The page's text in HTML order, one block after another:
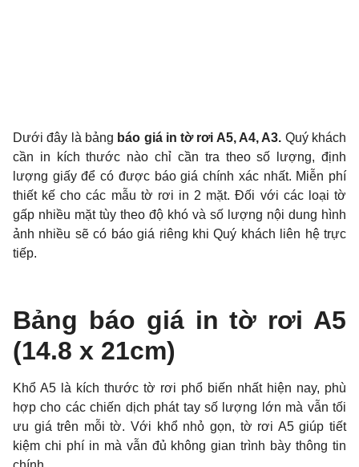
Dưới đây là bảng báo giá in tờ rơi A5, A4, A3. Quý khách
cần in kích thước nào chỉ cần tra theo số lượng, định
lượng giấy để có được báo giá chính xác nhất. Miễn phí
thiết kế cho các mẫu tờ rơi in 2 mặt. Đối với các loại tờ
gấp nhiều mặt tùy theo độ khó và số lượng nội dung hình
ảnh nhiều sẽ có báo giá riêng khi Quý khách liên hệ trực
tiếp.
Bảng báo giá in tờ rơi A5
(14.8 x 21cm)
Khổ A5 là kích thước tờ rơi phổ biến nhất hiện nay, phù
hợp cho các chiến dịch phát tay số lượng lớn mà vẫn tối
ưu giá trên mỗi tờ. Với khổ nhỏ gọn, tờ rơi A5 giúp tiết
kiệm chi phí in mà vẫn đủ không gian trình bày thông tin